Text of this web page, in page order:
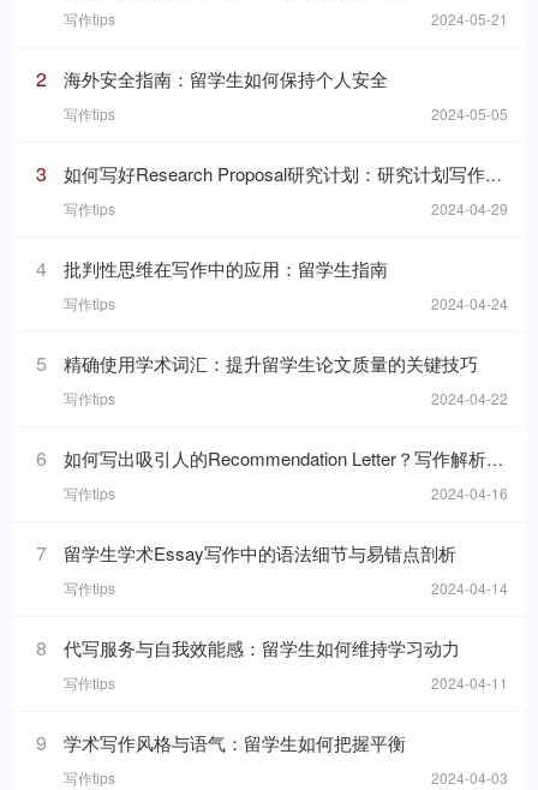
写作tips 2024-05-21
2 海外安全指南：留学生如何保持个人安全
写作tips 2024-05-05
3 如何写好Research Proposal研究计划：研究计划写作的七个要素
写作tips 2024-04-29
4 批判性思维在写作中的应用：留学生指南
写作tips 2024-04-24
5 精确使用学术词汇：提升留学生论文质量的关键技巧
写作tips 2024-04-22
6 如何写出吸引人的Recommendation Letter？写作解析与技巧！
写作tips 2024-04-16
7 留学生学术Essay写作中的语法细节与易错点剖析
写作tips 2024-04-14
8 代写服务与自我效能感：留学生如何维持学习动力
写作tips 2024-04-11
9 学术写作风格与语气：留学生如何把握平衡
写作tips 2024-04-03